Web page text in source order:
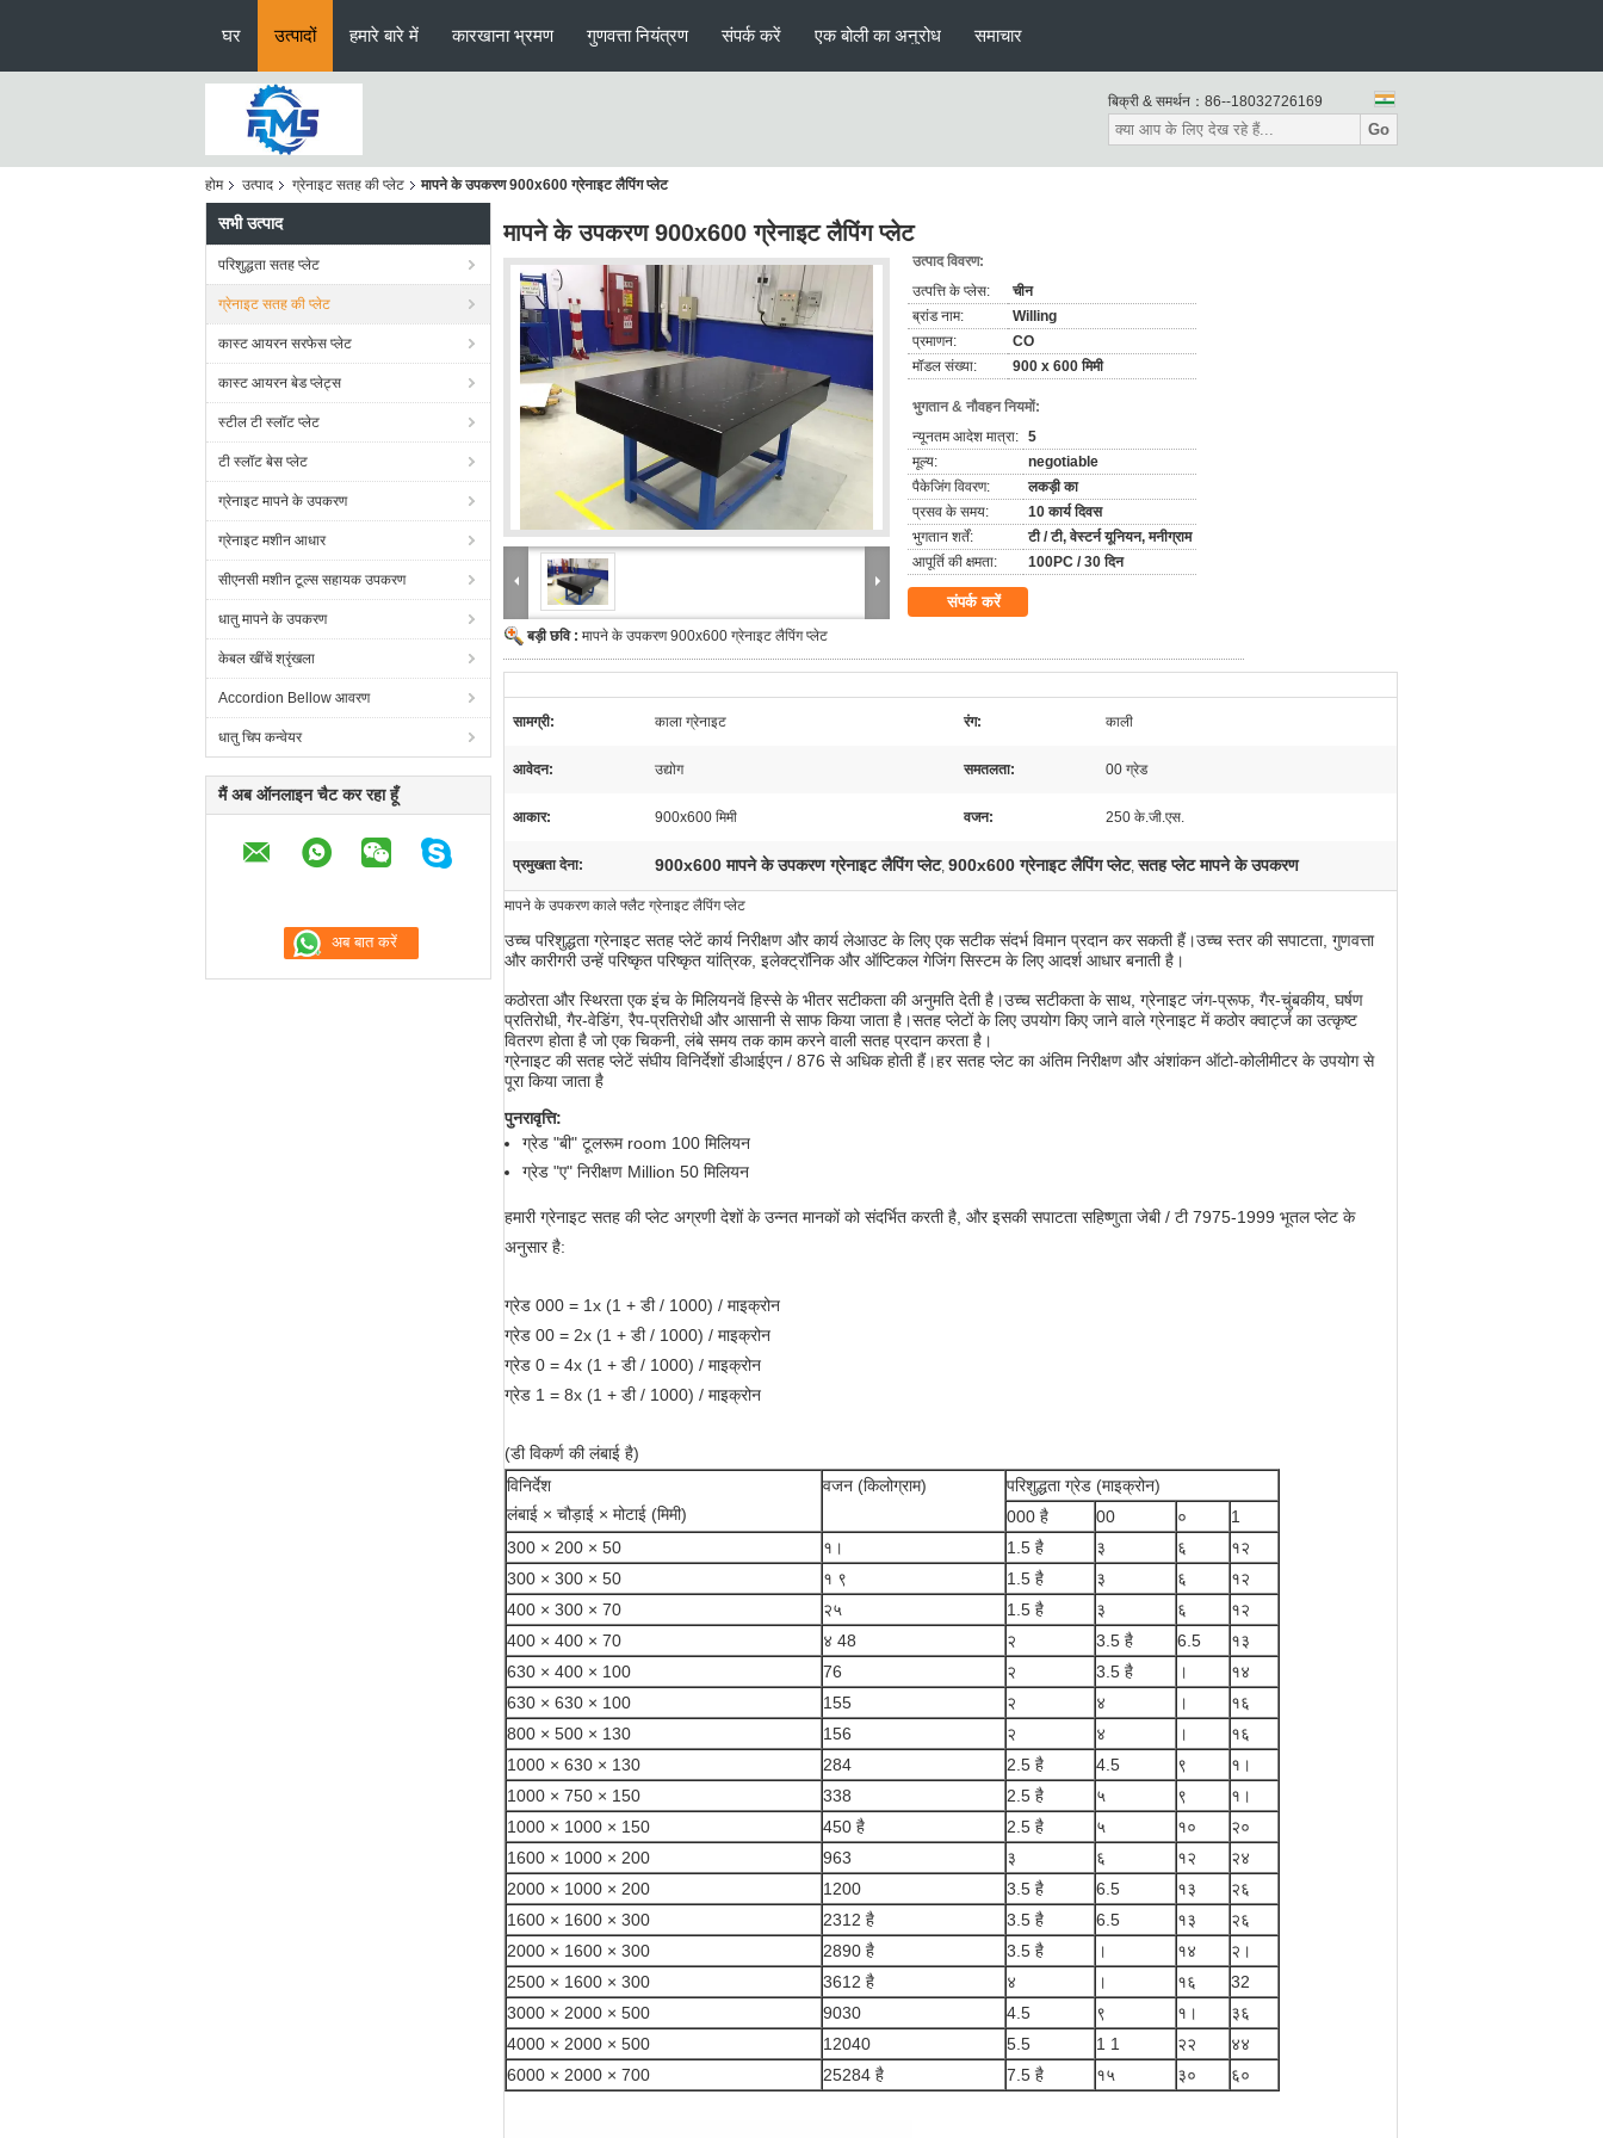
घर उत्पादों हमारे बारे में कारखाना भ्रमण गुणवत्ता नियंत्रण संपर्क करें एक बोली का अनुरोध समाचार
बिक्री & समर्थन： 86--18032726169
Go
होम उत्पाद ग्रेनाइट सतह की प्लेट मापने के उपकरण 900x600 ग्रेनाइट लैपिंग प्लेट
सभी उत्पाद
परिशुद्धता सतह प्लेट
ग्रेनाइट सतह की प्लेट
कास्ट आयरन सरफेस प्लेट
कास्ट आयरन बेड प्लेट्स
स्टील टी स्लॉट प्लेट
टी स्लॉट बेस प्लेट
ग्रेनाइट मापने के उपकरण
ग्रेनाइट मशीन आधार
सीएनसी मशीन टूल्स सहायक उपकरण
धातु मापने के उपकरण
केबल खींचें श्रृंखला
Accordion Bellow आवरण
धातु चिप कन्वेयर
मैं अब ऑनलाइन चैट कर रहा हूँ
मापने के उपकरण 900x600 ग्रेनाइट लैपिंग प्लेट
बड़ी छवि : मापने के उपकरण 900x600 ग्रेनाइट लैपिंग प्लेट
उत्पाद विवरण:
उत्पत्ति के प्लेस:
चीन
ब्रांड नाम:
Willing
प्रमाणन:
CO
मॉडल संख्या:
900 x 600 मिमी
भुगतान & नौवहन नियमों:
न्यूनतम आदेश मात्रा: 5
मूल्य:
negotiable
पैकेजिंग विवरण:
लकड़ी का
प्रसव के समय:
10 कार्य दिवस
भुगतान शर्तें:
टी / टी, वेस्टर्न यूनियन, मनीग्राम
आपूर्ति की क्षमता:
100PC / 30 दिन
संपर्क करें
सामग्री: काला ग्रेनाइट रंग: काली
आवेदन: उद्योग समतलता: 00 ग्रेड
आकार: 900x600 मिमी वजन: 250 के.जी.एस.
प्रमुखता देना: 900x600 मापने के उपकरण ग्रेनाइट लैपिंग प्लेट, 900x600 ग्रेनाइट लैपिंग प्लेट,सतह प्लेट मापने के उपकरण
मापने के उपकरण काले फ्लैट ग्रेनाइट लैपिंग प्लेट
उच्च परिशुद्धता ग्रेनाइट सतह प्लेटें कार्य निरीक्षण और कार्य लेआउट के लिए एक सटीक संदर्भ विमान प्रदान कर सकती हैं।उच्च स्तर की सपाटता, गुणवत्ता
और कारीगरी उन्हें परिष्कृत परिष्कृत यांत्रिक, इलेक्ट्रॉनिक और ऑप्टिकल गेजिंग सिस्टम के लिए आदर्श आधार बनाती है।
कठोरता और स्थिरता एक इंच के मिलियनवें हिस्से के भीतर सटीकता की अनुमति देती है।उच्च सटीकता के साथ, ग्रेनाइट जंग-प्रूफ, गैर-चुंबकीय, घर्षण
प्रतिरोधी, गैर-वेडिंग, रैप-प्रतिरोधी और आसानी से साफ किया जाता है।सतह प्लेटों के लिए उपयोग किए जाने वाले ग्रेनाइट में कठोर क्वार्ट्ज का उत्कृष्ट
वितरण होता है जो एक चिकनी, लंबे समय तक काम करने वाली सतह प्रदान करता है।
ग्रेनाइट की सतह प्लेटें संघीय विनिर्देशों डीआईएन / 876 से अधिक होती हैं।हर सतह प्लेट का अंतिम निरीक्षण और अंशांकन ऑटो-कोलीमीटर के उपयोग से
पूरा किया जाता है
पुनरावृत्ति:
ग्रेड "बी" टूलरूम room 100 मिलियन
ग्रेड "ए" निरीक्षण Million 50 मिलियन
हमारी ग्रेनाइट सतह की प्लेट अग्रणी देशों के उन्नत मानकों को संदर्भित करती है, और इसकी सपाटता सहिष्णुता जेबी / टी 7975-1999 भूतल प्लेट के
अनुसार है:
ग्रेड 000 = 1x (1 + डी / 1000) / माइक्रोन
ग्रेड 00 = 2x (1 + डी / 1000) / माइक्रोन
ग्रेड 0 = 4x (1 + डी / 1000) / माइक्रोन
ग्रेड 1 = 8x (1 + डी / 1000) / माइक्रोन
(डी विकर्ण की लंबाई है)
विनिर्देश
लंबाई × चौड़ाई × मोटाई (मिमी)
वजन (किलोग्राम)
परिशुद्धता ग्रेड (माइक्रोन)
000 है
00 ०
1
300 × 200 × 50
१। 1.5 है ३ ६
१२
300 × 300 × 50
१ ९ 1.5 है ३ ६
१२
400 × 300 × 70
२५ 1.5 है ३ ६
१२
400 × 400 × 70
४ 48 २ 3.5 है 6.5
१३
630 × 400 × 100
76 २ 3.5 है ।
१४
630 × 630 × 100
155 २ ४ ।
१६
800 × 500 × 130
156 २ ४ ।
१६
1000 × 630 × 130
284 2.5 है 4.5 ९
१।
1000 × 750 × 150
338 2.5 है ५ ९
१।
1000 × 1000 × 150
450 है 2.5 है ५ १०
२०
1600 × 1000 × 200
963 ३ ६ १२
२४
2000 × 1000 × 200
1200 3.5 है 6.5 १३
२६
1600 × 1600 × 300
2312 है 3.5 है 6.5 १३
२६
2000 × 1600 × 300
2890 है 3.5 है । १४
२।
2500 × 1600 × 300
3612 है ४ । १६
32
3000 × 2000 × 500
9030 4.5 ९ १।
३६
4000 × 2000 × 500
12040 5.5 1 1 २२
४४
6000 × 2000 × 700
25284 है 7.5 है १५ ३० ६०